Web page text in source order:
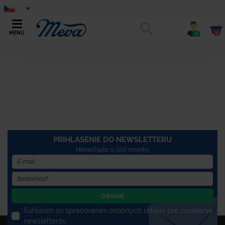
MENU 0 0
PRIHLÁSENIE DO NEWSLETTERU
Nenechajte si újsť novinky
Odoslať
Súhlasím so spracovaním osobných údajov pre zasielanie
newsletterov